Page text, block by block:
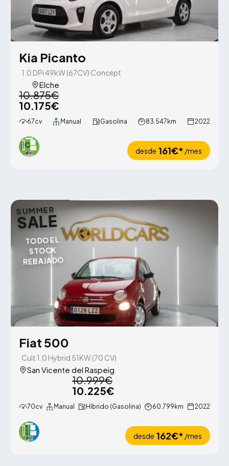
Kia Picanto
1.0 DPi 49kW (67CV) Concept
Elche
10.875€
10.175€
67cv Manual Gasolina 83.547km 2022
desde 161€* /mes
SUMMER
SALE
TODO EL
STOCK
REBAJADO
Fiat 500
Cult 1.0 Hybrid 51KW (70 CV)
San Vicente del Raspeig
10.999€
10.225€
70cv Manual Híbrido (Gasolina) 60.799km 2022
desde 162€* /mes